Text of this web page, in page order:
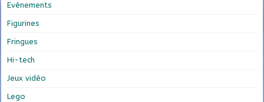
Evénements
Figurines
Fringues
Hi-tech
Jeux vidéo
Lego